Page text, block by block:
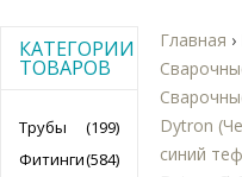
Главная ›
Dytron
синий
КАТЕГОРИИ
ТОВАРОВ
Трубы
(199)
Фитинги(584)